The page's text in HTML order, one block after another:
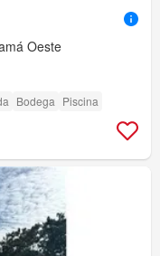
Oeste
Bodega Piscina